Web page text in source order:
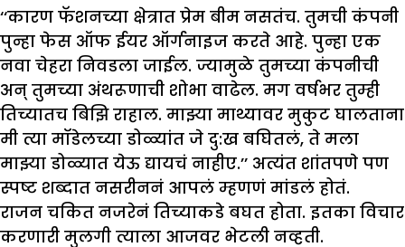
‘‘कारण फॅशनच्या क्षेत्रात प्रेम बीम नसतंच. तुमची कंपनी
पुन्हा फेस ऑफ ईयर ऑर्गनाइज करते आहे. पुन्हा एक
नवा चेहरा निवडला जाईल. ज्यामुळे तुमच्या कंपनीची
अन् तुमच्या अंथरूणाची शोभा वाढेल. मग वर्षभर तुम्ही
तिच्यातच बिझि राहाल. माझ्या माथ्यावर मुकुट घालताना
मी त्या मॉडेलच्या डोळ्यांत जे दु:ख बघितलं, ते मला
माझ्या डोळ्यात येऊ द्यायचं नाहीए.’’ अत्यंत शांतपणे पण
स्पष्ट शब्दात नसरीननं आपलं म्हणणं मांडलं होतं.
राजन चकित नजरेनं तिच्याकडे बघत होता. इतका विचार
करणारी मुलगी त्याला आजवर भेटली नव्हती.